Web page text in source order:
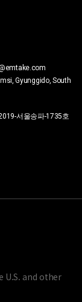
Gyunggido, South
서울송파-1735호
U.S. and other